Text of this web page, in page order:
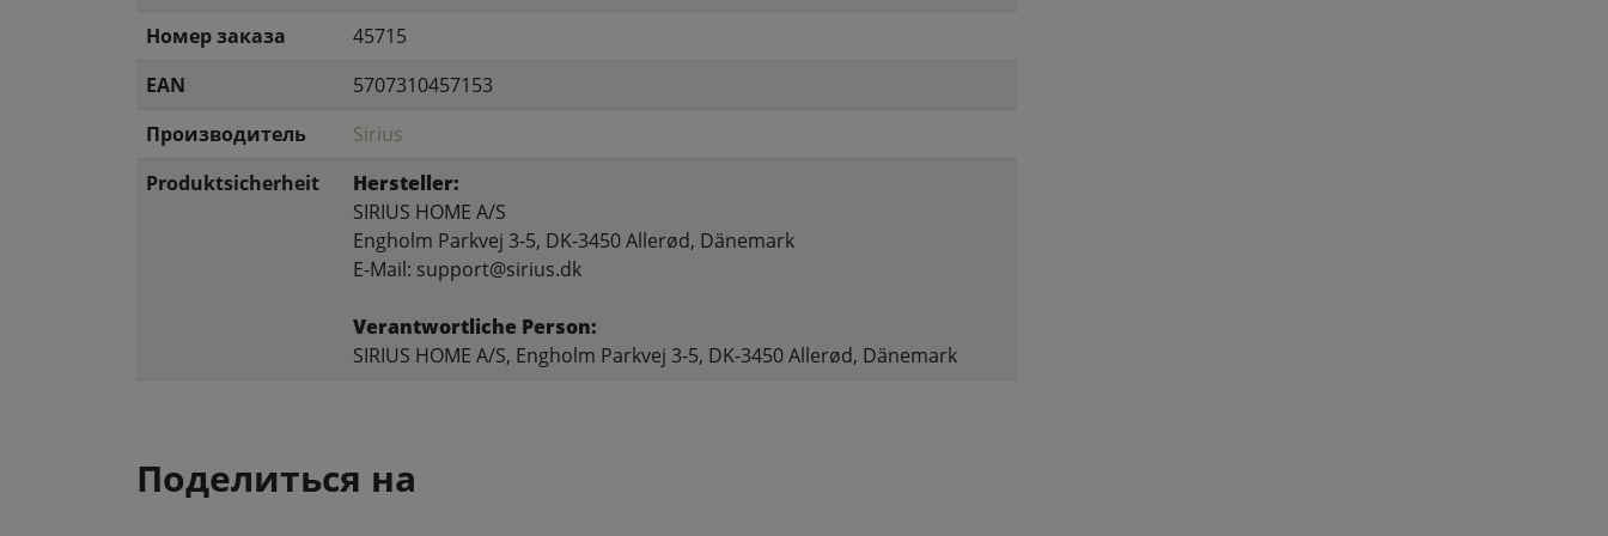
Номер заказа
45715
EAN
5707310457153
Производитель
Sirius
Produktsicherheit
Hersteller:
SIRIUS HOME A/S
Engholm Parkvej 3-5, DK-3450 Allerød, Dänemark
E-Mail: support@sirius.dk
Verantwortliche Person:
SIRIUS HOME A/S, Engholm Parkvej 3-5, DK-3450 Allerød, Dänemark
Поделиться на